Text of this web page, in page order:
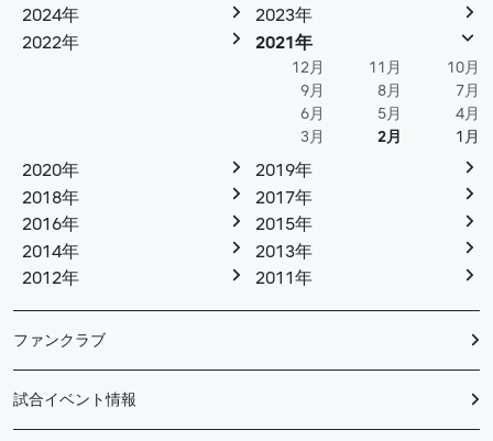
2024年
2023年
2022年
2021年
12月 11月
10月
9月
8月
7月
6月
5月
4月
3月
2月 1月
2020年
2019年
2018年
2017年
2016年
2015年
2014年
2013年
2012年
2011年
ファンクラブ
試合イベント情報